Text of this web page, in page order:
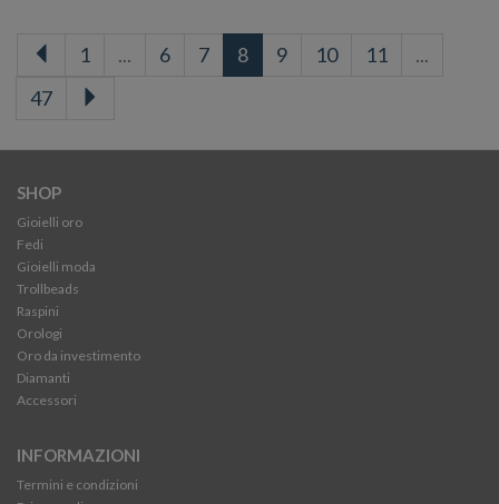
1 ... 6 7 8 9 10 11
...
47
SHOP
Gioielli oro
Fedi
Gioielli moda
Trollbeads
Raspini
Orologi
Oro da investimento
Diamanti
Accessori
INFORMAZIONI
Termini e condizioni